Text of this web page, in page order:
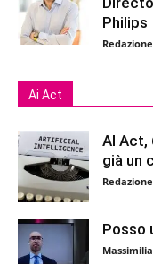
Philips
Ai Act
AI Act,
già un
Posso